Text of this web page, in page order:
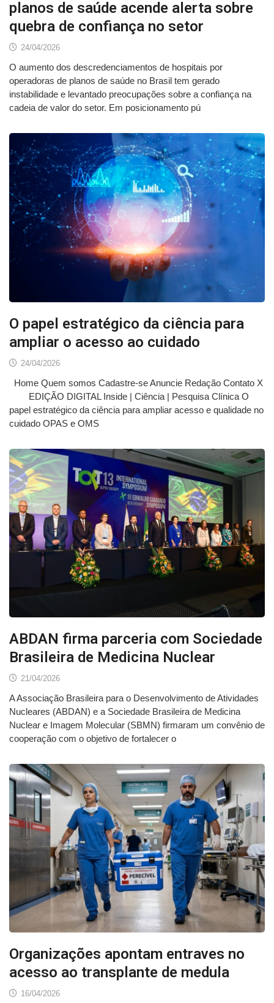
planos de saúde acende alerta sobre
quebra de confiança no setor
24/04/2026
O aumento dos descredenciamentos de hospitais por
operadoras de planos de saúde no Brasil tem gerado
instabilidade e levantado preocupações sobre a confiança na
cadeia de valor do setor. Em posicionamento pú
O papel estratégico da ciência para
ampliar o acesso ao cuidado
24/04/2026
Home Quem somos Cadastre-se Anuncie Redação Contato X
EDIÇÃO DIGITAL Inside | Ciência | Pesquisa Clínica O
papel estratégico da ciência para ampliar acesso e qualidade no
cuidado OPAS e OMS
ABDAN firma parceria com Sociedade
Brasileira de Medicina Nuclear
21/04/2026
A Associação Brasileira para o Desenvolvimento de Atividades
Nucleares (ABDAN) e a Sociedade Brasileira de Medicina
Nuclear e Imagem Molecular (SBMN) firmaram um convênio de
cooperação com o objetivo de fortalecer o
Organizações apontam entraves no
acesso ao transplante de medula
16/04/2026